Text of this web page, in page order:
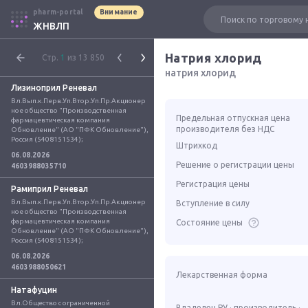
pharm-portal Внимание
ЖНВЛП
Стр. 1 из 13 850
Лизиноприл Реневал
Вл.Вып.к.Перв.Уп.Втор.Уп.Пр.Акционер
ное общество "Производственная
фармацевтическая компания
Обновление" (АО "ПФК Обновление"),
Россия (5408151534);
06.08.2026
4603988035710
Рамиприл Реневал
Вл.Вып.к.Перв.Уп.Втор.Уп.Пр.Акционер
ное общество "Производственная
фармацевтическая компания
Обновление" (АО "ПФК Обновление"),
Россия (5408151534);
06.08.2026
4603988050621
Натафуцин
Вл.Общество с ограниченной
Натрия хлорид
натрия хлорид
Предельная отпускная цена
производителя без НДС
Штрихкод
Решение о регистрации цены
Регистрация цены
Вступление в силу
Состояние цены
Лекарственная форма